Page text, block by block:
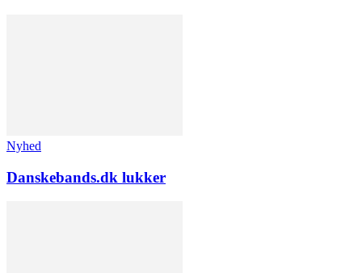
Nyhed
Danskebands.dk lukker